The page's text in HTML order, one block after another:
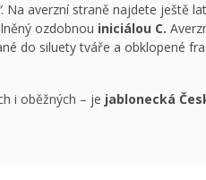
. Na averzní straně najdete ještě
ozdobnou iniciálou C.
do siluety tváře a obklopené
i oběžných – je jablonecká